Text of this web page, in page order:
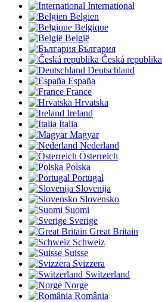
International
Belgien
Belgique
België
България
Česká republika
Deutschland
España
France
Hrvatska
Ireland
Italia
Magyar
Nederland
Österreich
Polska
Portugal
Slovenija
Slovensko
Suomi
Sverige
Great Britain
Schweiz
Suisse
Svizzera
Switzerland
Norge
România